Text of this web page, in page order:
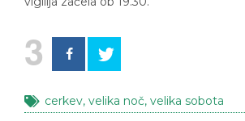
3
cerkev, velika noč, velika sobota